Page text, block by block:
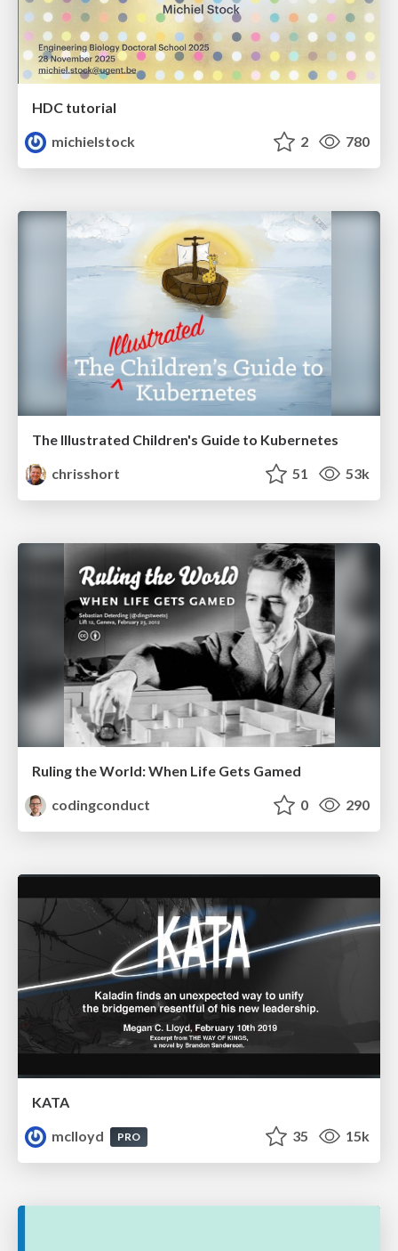
HDC tutorial
michielstock
2 780
The Illustrated Children's Guide to Kubernetes
chrisshort
51 53k
Ruling the World: When Life Gets Gamed
codingconduct
0 290
KATA
mclloyd
PRO 35 15k